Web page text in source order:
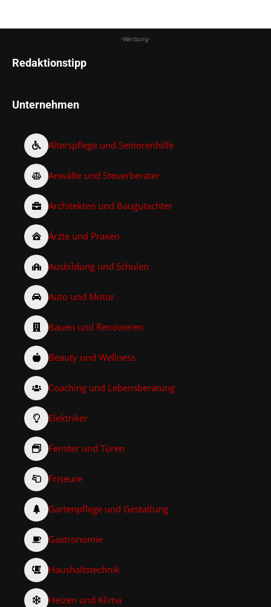
-Werbung-
Redaktionstipp
Unternehmen
Alterspflege und Seniorenhilfe
Anwälte und Steuerberater
Architekten und Baugutachter
Ärzte und Praxen
Ausbildung und Schulen
Auto und Motor
Bauen und Renovieren
Beauty und Wellness
Coaching und Lebensberatung
Elektriker
Fenster und Türen
Friseure
Gartenpflege und Gestaltung
Gastronomie
Haushaltstechnik
Heizen und Klima